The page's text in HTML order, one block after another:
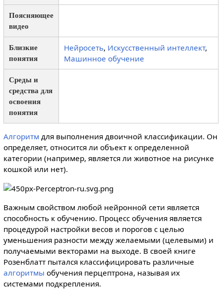
Поясняющее
видео
Близкие
понятия
Нейросеть, Искусственный интеллект,
Машинное обучение
Среды и
средства для
освоения
понятия
Алгоритм для выполнения двоичной классификации. Он
определяет, относится ли объект к определенной
категории (например, является ли животное на рисунке
кошкой или нет).
Важным свойством любой нейронной сети является
способность к обучению. Процесс обучения является
процедурой настройки весов и порогов с целью
уменьшения разности между желаемыми (целевыми) и
получаемыми векторами на выходе. В своей книге
Розенблатт пытался классифицировать различные
алгоритмы обучения перцептрона, называя их
системами подкрепления.